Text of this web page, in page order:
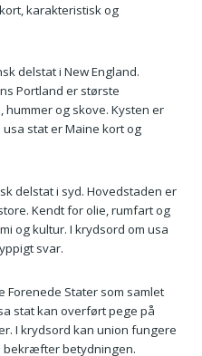
karakteristisk og
delstat i New England.
Portland er største
og skove. Kysten er
stat er Maine kort og
delstat i syd. Hovedstaden er
Kendt for olie, rumfart og
og kultur. I krydsord om usa
svar.
Forenede Stater som samlet
stat kan overført pege på
I krydsord kan union fungere
bekræfter betydningen.